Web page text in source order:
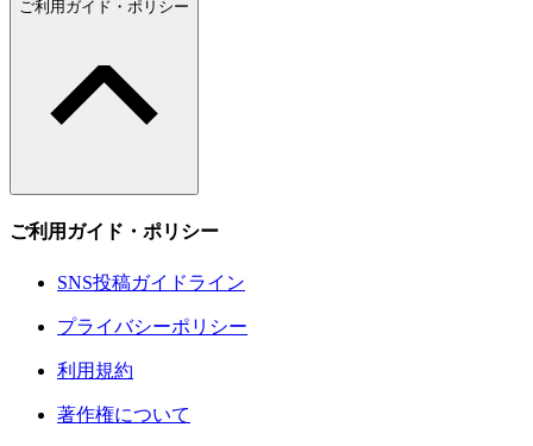
ご利用ガイド・ポリシー
ご利用ガイド・ポリシー
SNS投稿ガイドライン
プライバシーポリシー
利用規約
著作権について